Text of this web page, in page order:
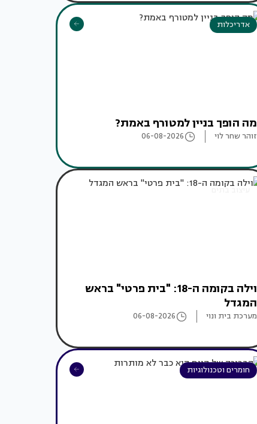
אדריכלות
מה הופך בניין למטורף באמת?
זוהר שחר לוי 06-08-2026
עיצוב בתים
וילה בקומה ה-18: "בית פרטי" בראש
המגדל
מערכת בית ונוי 06-08-2026
חומרים וטכנולוגיות